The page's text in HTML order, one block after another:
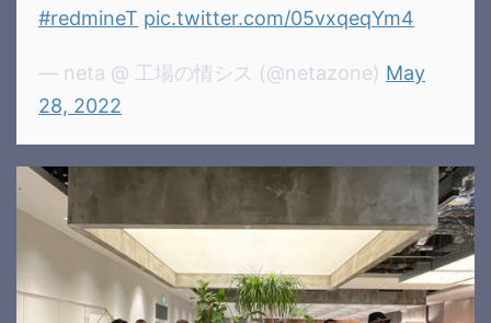
#redmineT pic.twitter.com/05vxqeqYm4
— neta @ 工場の情シス (@netazone) May
28, 2022